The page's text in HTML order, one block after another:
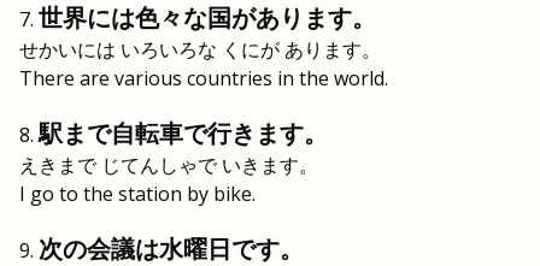
世界には色々な国があります。
せかいには いろいろな くにが あります。
There are various countries in the world.
駅まで自転車で行きます。
えきまで じてんしゃで いきます。
I go to the station by bike.
次の会議は水曜日です。